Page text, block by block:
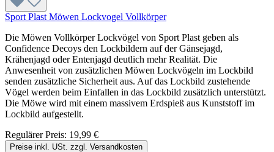
Sport Plast Möwen Lockvogel Vollkörper
Die Möwen Vollkörper Lockvögel von Sport Plast geben als
Confidence Decoys den Lockbildern auf der Gänsejagd,
Krähenjagd oder Entenjagd deutlich mehr Realität. Die
Anwesenheit von zusätzlichen Möwen Lockvögeln im Lockbild
senden zusätzliche Sicherheit aus. Auf das Lockbild zustehende
Vögel werden beim Einfallen in das Lockbild zusätzlich unterstützt.
Die Möwe wird mit einem massivem Erdspieß aus Kunststoff im
Lockbild aufgestellt.
Regulärer Preis: 19,99 €
Preise inkl. USt. zzgl. Versandkosten